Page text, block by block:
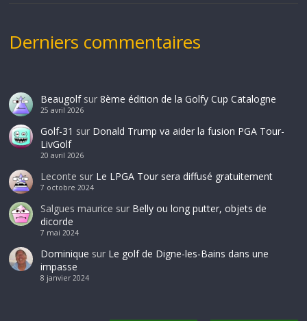
Derniers commentaires
Beaugolfsur 8ème édition de la Golfy Cup Catalogne
25 avril 2026
Golf-31 sur Donald Trump va aider la fusion PGA Tour-
LivGolf
20 avril 2026
Leconte sur Le LPGA Tour sera diffusé gratuitement
7 octobre 2024
Salgues maurice sur Belly ou long putter, objets de
dicorde
7 mai 2024
Dominique sur Le golf de Digne-les-Bains dans une
impasse
8 janvier 2024